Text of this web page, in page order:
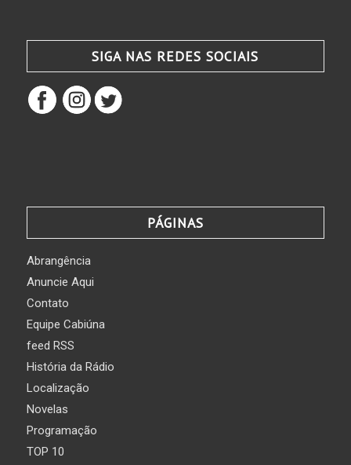
SIGA NAS REDES SOCIAIS
PÁGINAS
Abrangência
Anuncie Aqui
Contato
Equipe Cabiúna
feed RSS
História da Rádio
Localização
Novelas
Programação
TOP 10